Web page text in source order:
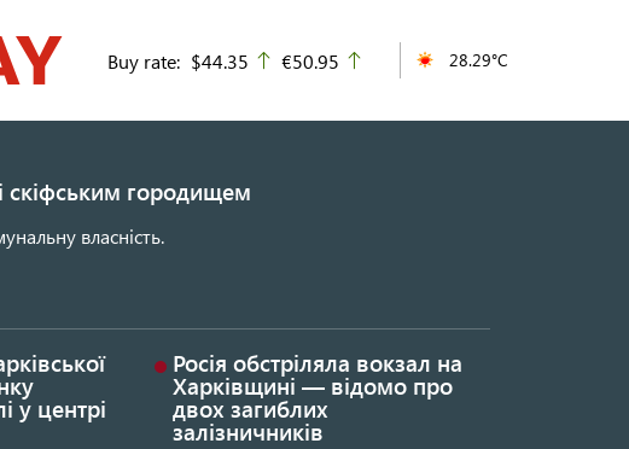
Buy rate: $44.35 up
€50.95 28.29°C
скіфським городищем
власність.
у центрі
Росія обстріляла вокзал на
Харківщині — відомо про
двох загиблих
залізничників